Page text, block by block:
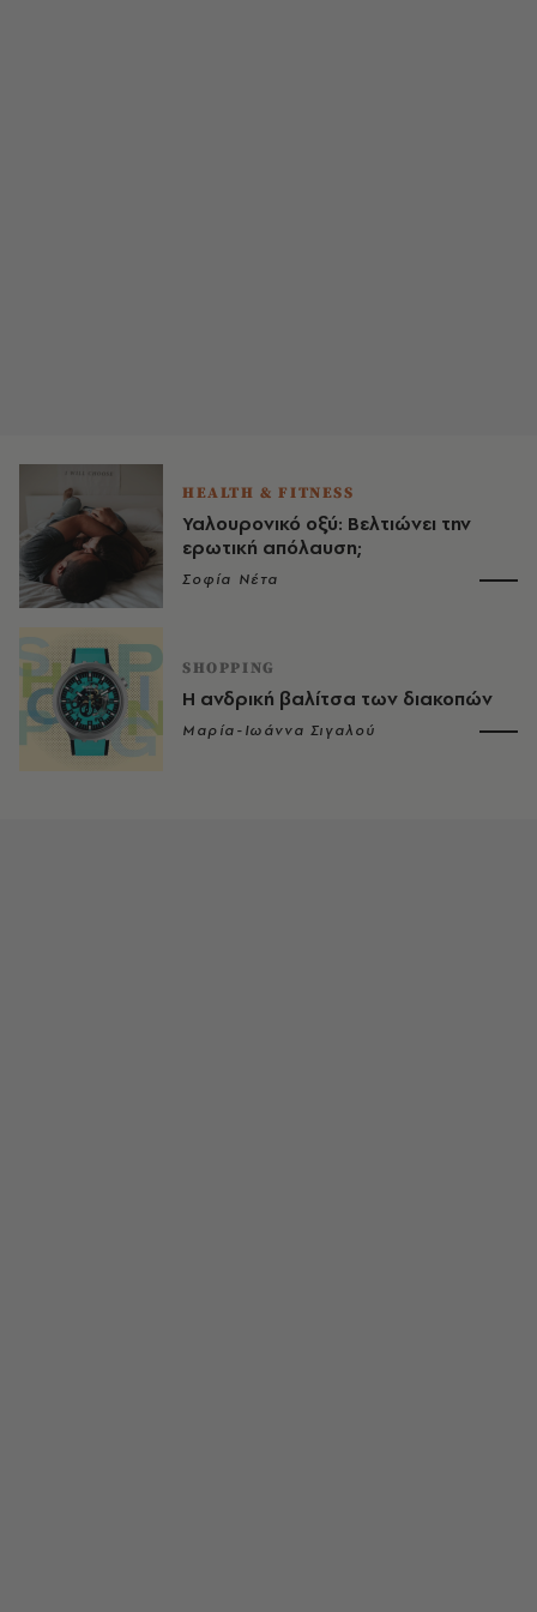
HEALTH & FITNESS
Υαλουρονικό οξύ: Βελτιώνει την
ερωτική απόλαυση;
Σοφία Νέτα
SHOPPING
Η ανδρική βαλίτσα των διακοπών
Μαρία-Ιωάννα Σιγαλού